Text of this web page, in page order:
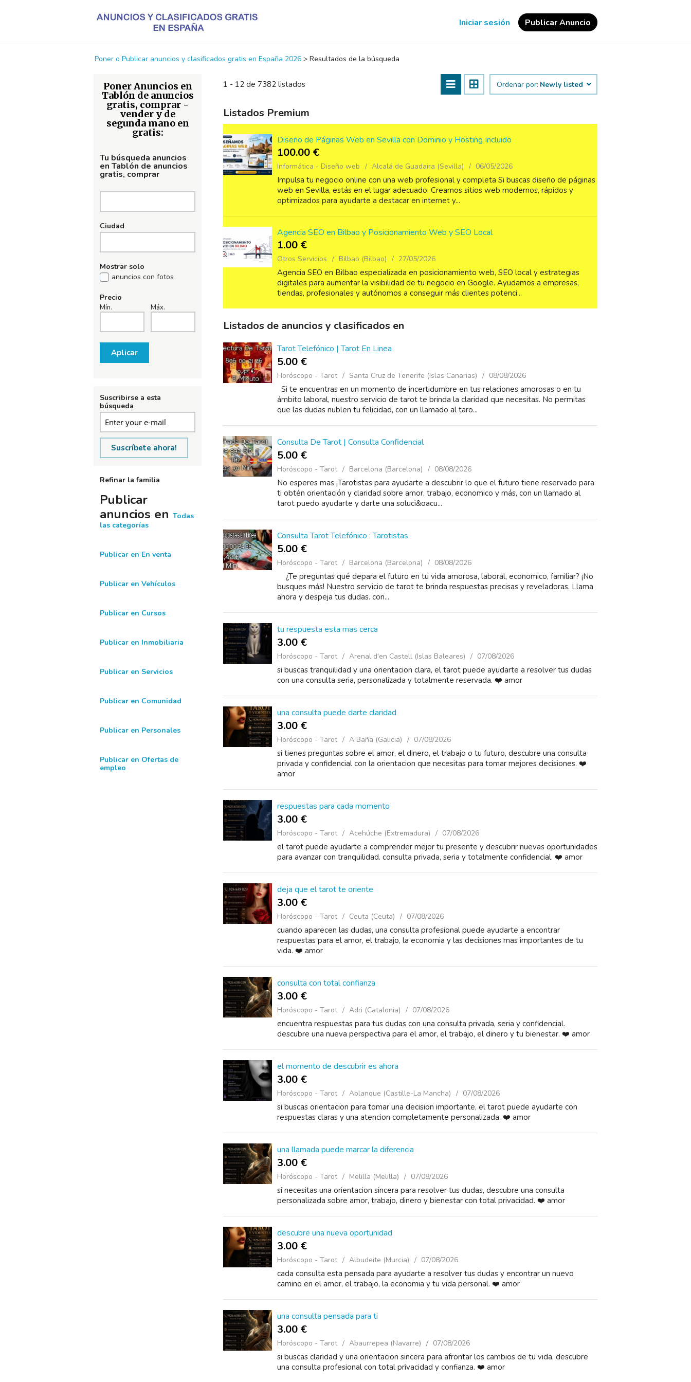
Iniciar sesión Publicar Anuncio
Poner o Publicar anuncios y clasificados gratis en España 2026 > Resultados de la búsqueda
Poner Anuncios en
Tablón de anuncios
gratis, comprar -
vender y de
segunda mano en
gratis:
Tu búsqueda anuncios
en Tablón de anuncios
gratis, comprar
Ciudad
Mostrar solo
anuncios con fotos
Precio
Mín. Máx.
Aplicar
Suscribirse a esta
búsqueda
Suscríbete ahora!
Refinar la familia
Publicar
anuncios en Todas
las categorías
Publicar en En venta
Publicar en Vehículos
Publicar en Cursos
Publicar en Inmobiliaria
Publicar en Servicios
Publicar en Comunidad
Publicar en Personales
Publicar en Ofertas de
empleo
1 - 12 de 7382 listados Ordenar por: Newly listed
Listados Premium
Diseño de Páginas Web en Sevilla con Dominio y Hosting Incluido
100.00 €
Informática - Diseño web Alcalá de Guadaira (Sevilla) 06/05/2026
Impulsa tu negocio online con una web profesional y completa Si buscas diseño de páginas
web en Sevilla, estás en el lugar adecuado. Creamos sitios web modernos, rápidos y
optimizados para ayudarte a destacar en internet y...
Agencia SEO en Bilbao y Posicionamiento Web y SEO Local
1.00 €
Otros Servicios Bilbao (Bilbao) 27/05/2026
Agencia SEO en Bilbao especializada en posicionamiento web, SEO local y estrategias
digitales para aumentar la visibilidad de tu negocio en Google. Ayudamos a empresas,
tiendas, profesionales y autónomos a conseguir más clientes potenci...
Listados de anuncios y clasificados en
Tarot Telefónico | Tarot En Linea
5.00 €
Horóscopo - Tarot Santa Cruz de Tenerife (Islas Canarias) 08/08/2026
Si te encuentras en un momento de incertidumbre en tus relaciones amorosas o en tu
ámbito laboral, nuestro servicio de tarot te brinda la claridad que necesitas. No permitas
que las dudas nublen tu felicidad, con un llamado al taro...
Consulta De Tarot | Consulta Confidencial
5.00 €
Horóscopo - Tarot Barcelona (Barcelona) 08/08/2026
No esperes mas ¡Tarotistas para ayudarte a descubrir lo que el futuro tiene reservado para
ti obtén orientación y claridad sobre amor, trabajo, economico y más, con un llamado al
tarot puedo ayudarte y darte una soluci&oacu...
Consulta Tarot Telefónico : Tarotistas
5.00 €
Horóscopo - Tarot Barcelona (Barcelona) 08/08/2026
¿Te preguntas qué depara el futuro en tu vida amorosa, laboral, economico, familiar? ¡No
busques más! Nuestro servicio de tarot te brinda respuestas precisas y reveladoras. Llama
ahora y despeja tus dudas. con...
tu respuesta esta mas cerca
3.00 €
Horóscopo - Tarot Arenal d'en Castell (Islas Baleares) 07/08/2026
si buscas tranquilidad y una orientacion clara, el tarot puede ayudarte a resolver tus dudas
con una consulta seria, personalizada y totalmente reservada. ❤️ amor
una consulta puede darte claridad
3.00 €
Horóscopo - Tarot A Baña (Galicia) 07/08/2026
si tienes preguntas sobre el amor, el dinero, el trabajo o tu futuro, descubre una consulta
privada y confidencial con la orientacion que necesitas para tomar mejores decisiones. ❤️
amor
respuestas para cada momento
3.00 €
Horóscopo - Tarot Acehúche (Extremadura) 07/08/2026
el tarot puede ayudarte a comprender mejor tu presente y descubrir nuevas oportunidades
para avanzar con tranquilidad. consulta privada, seria y totalmente confidencial. ❤️ amor
deja que el tarot te oriente
3.00 €
Horóscopo - Tarot Ceuta (Ceuta) 07/08/2026
cuando aparecen las dudas, una consulta profesional puede ayudarte a encontrar
respuestas para el amor, el trabajo, la economia y las decisiones mas importantes de tu
vida. ❤️ amor
consulta con total confianza
3.00 €
Horóscopo - Tarot Adri (Catalonia) 07/08/2026
encuentra respuestas para tus dudas con una consulta privada, seria y confidencial.
descubre una nueva perspectiva para el amor, el trabajo, el dinero y tu bienestar. ❤️ amor
el momento de descubrir es ahora
3.00 €
Horóscopo - Tarot Ablanque (Castille-La Mancha) 07/08/2026
si buscas orientacion para tomar una decision importante, el tarot puede ayudarte con
respuestas claras y una atencion completamente personalizada. ❤️ amor
una llamada puede marcar la diferencia
3.00 €
Horóscopo - Tarot Melilla (Melilla) 07/08/2026
si necesitas una orientacion sincera para resolver tus dudas, descubre una consulta
personalizada sobre amor, trabajo, dinero y bienestar con total privacidad. ❤️ amor
descubre una nueva oportunidad
3.00 €
Horóscopo - Tarot Albudeite (Murcia) 07/08/2026
cada consulta esta pensada para ayudarte a resolver tus dudas y encontrar un nuevo
camino en el amor, el trabajo, la economia y tu vida personal. ❤️ amor
una consulta pensada para ti
3.00 €
Horóscopo - Tarot Abaurrepea (Navarre) 07/08/2026
si buscas claridad y una orientacion sincera para afrontar los cambios de tu vida, descubre
una consulta profesional con total privacidad y confianza. ❤️ amor